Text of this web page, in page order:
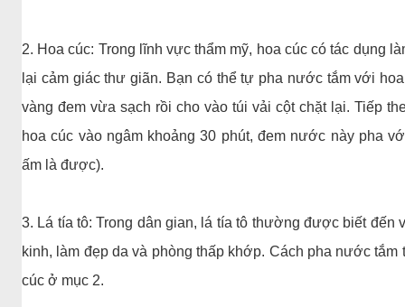
2. Hoa cúc: Trong lĩnh vực thẩm mỹ, hoa cúc có tác dụng
lại cảm giác thư giãn. Bạn có thể tự pha nước tắm với
vàng đem vừa sạch rồi cho vào túi vải cột chặt lại. Tiếp
hoa cúc vào ngâm khoảng 30 phút, đem nước này pha
ấm là được).
3. Lá tía tô: Trong dân gian, lá tía tô thường được biết đến
kinh, làm đẹp da và phòng thấp khớp. Cách pha nước
cúc ở mục 2.